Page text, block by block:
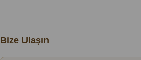
Bize Ulaşın